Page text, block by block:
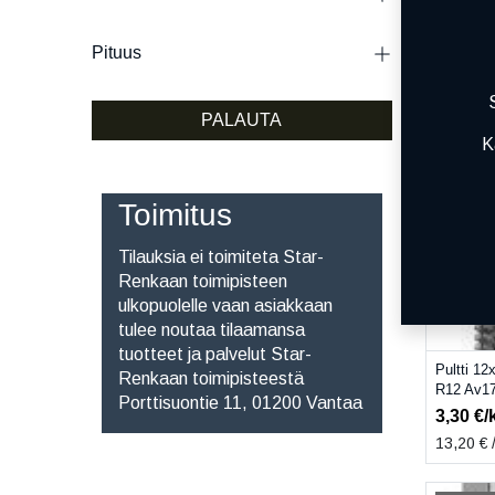
Pituus
PALAUTA
Toimitus
Tilauksia ei toimiteta Star-
Renkaan toimipisteen
ulkopuolelle vaan asiakkaan
tulee noutaa tilaamansa
tuotteet ja palvelut Star-
Renkaan toimipisteestä
Porttisuontie 11, 01200 Vantaa
€ /
Pultti
R12
3,30€/
13,20 €